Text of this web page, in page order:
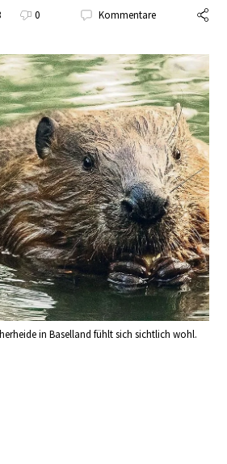
0 Kommentare
in Baselland fühlt sich sichtlich wohl.